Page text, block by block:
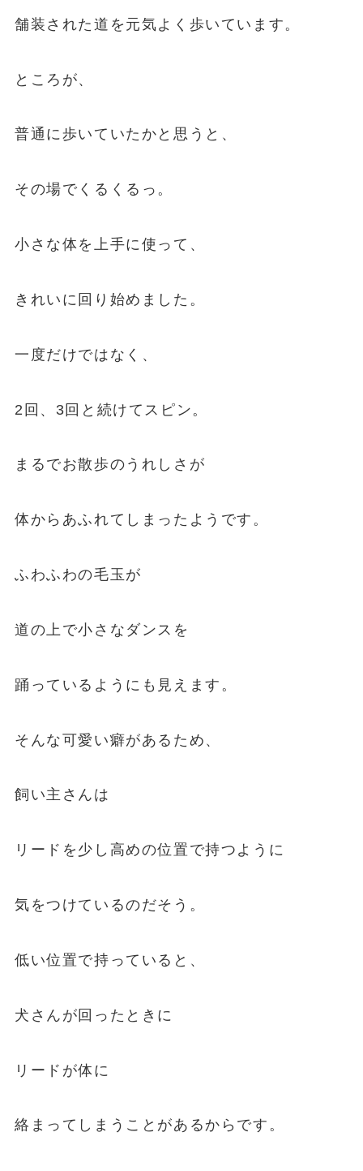
舗装された道を元気よく歩いています。
ところが、
普通に歩いていたかと思うと、
その場でくるくるっ。
小さな体を上手に使って、
きれいに回り始めました。
一度だけではなく、
2回、3回と続けてスピン。
まるでお散歩のうれしさが
体からあふれてしまったようです。
ふわふわの毛玉が
道の上で小さなダンスを
踊っているようにも見えます。
そんな可愛い癖があるため、
飼い主さんは
リードを少し高めの位置で持つように
気をつけているのだそう。
低い位置で持っていると、
犬さんが回ったときに
リードが体に
絡まってしまうことがあるからです。